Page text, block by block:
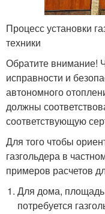
Процесс установки
техники
Обратите внимание!
исправности и
автономного
должны
соответствующую
Для того чтобы
газгольдера в
примеров расчетов
Для дома, площадь
потребуется